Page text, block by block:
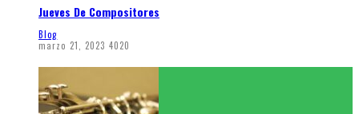
Jueves De Compositores
Blog
marzo 21, 2023 4020